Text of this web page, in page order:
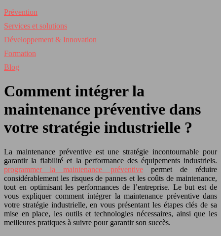
Prévention
Services et solutions
Développement & Innovation
Formation
Blog
Comment intégrer la
maintenance préventive dans
votre stratégie industrielle ?
La maintenance préventive est une stratégie incontournable pour
garantir la fiabilité et la performance des équipements industriels.
programmer la maintenance préventivepermet de réduire
considérablement les risques de pannes et les coûts de maintenance,
tout en optimisant les performances de l’entreprise. Le but est de
vous expliquer comment intégrer la maintenance préventive dans
votre stratégie industrielle, en vous présentant les étapes clés de sa
mise en place, les outils et technologies nécessaires, ainsi que les
meilleures pratiques à suivre pour garantir son succès.